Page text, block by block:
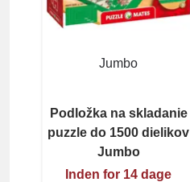
Jumbo
Podložka na skladanie
puzzle do 1500 dielikov
Jumbo
Inden for 14 dage